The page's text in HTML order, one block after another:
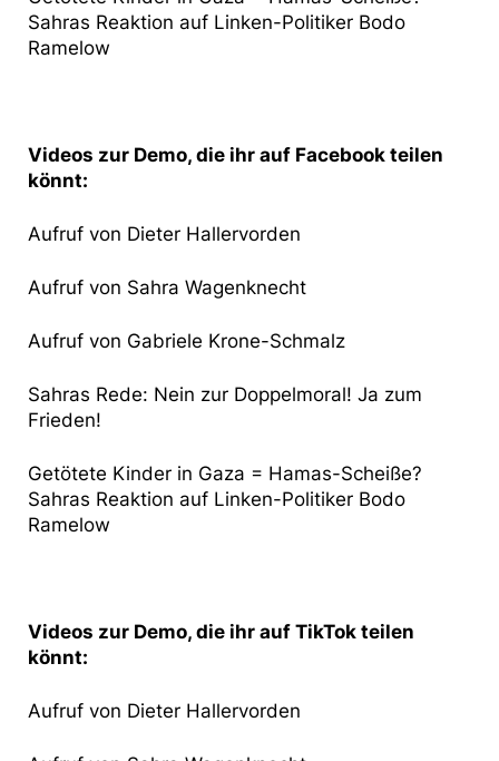
Sahras Reaktion auf Linken-Politiker Bodo
Ramelow
Videos zur Demo, die ihr auf Facebook teilen
könnt:
Aufruf von Dieter Hallervorden
Aufruf von Sahra Wagenknecht
Aufruf von Gabriele Krone-Schmalz
Sahras Rede: Nein zur Doppelmoral! Ja zum
Frieden!
Getötete Kinder in Gaza = Hamas-Scheiße?
Sahras Reaktion auf Linken-Politiker Bodo
Ramelow
Videos zur Demo, die ihr auf TikTok teilen
könnt:
Aufruf von Dieter Hallervorden